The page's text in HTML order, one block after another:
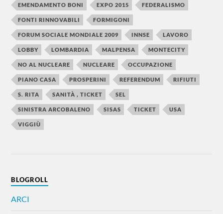
EMENDAMENTO BONI EXPO 2015 FEDERALISMO
FONTI RINNOVABILI FORMIGONI
FORUM SOCIALE MONDIALE 2009 INNSE LAVORO
LOBBY LOMBARDIA MALPENSA MONTECITY
NO AL NUCLEARE NUCLEARE OCCUPAZIONE
PIANO CASA PROSPERINI REFERENDUM RIFIUTI
S. RITA SANITÀ , TICKET SEL
SINISTRA ARCOBALENO SISAS TICKET USA
VIGGIÙ
BLOGROLL
ARCI